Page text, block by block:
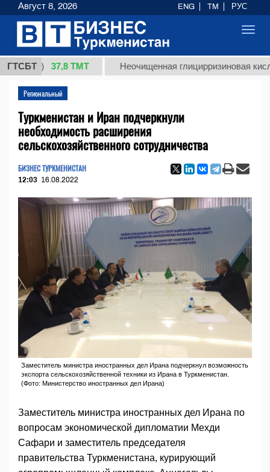
ГТСБТ37,8 ТМТ Неочищенная глицирризиновая кислота
Региональный
Туркменистан и Иран подчеркнули
необходимость расширения
сельскохозяйственного сотрудничества
БИЗНЕС ТУРКМЕНИСТАН
12:03 16.08.2022
Заместитель министра иностранных дел Ирана подчеркнул возможность
экспорта сельскохозяйственной техники из Ирана в Туркменистан.
(Фото: Министерство иностранных дел Ирана)
Заместитель министра иностранных дел Ирана по
вопросам экономической дипломатии Мехди
Сафари и заместитель председателя
правительства Туркменистана, курирующий
Август 8, 2026 ENG TM РУС